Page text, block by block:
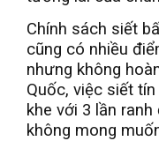
Chính sách siết
cũng có nhiều
nhưng không
Quốc, việc siết
khe với 3 lần
không mong